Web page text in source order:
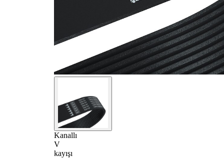
Kanallı
V
kayışı